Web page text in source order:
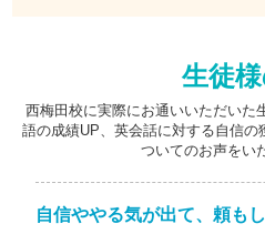
生徒
西梅田校に実際にお通いいただいた
語の成績UP、英会話に対する自信
ついてのお声をい
自信ややる気が出て、頼も